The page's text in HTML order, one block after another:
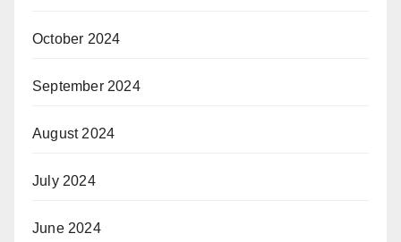
October 2024
September 2024
August 2024
July 2024
June 2024